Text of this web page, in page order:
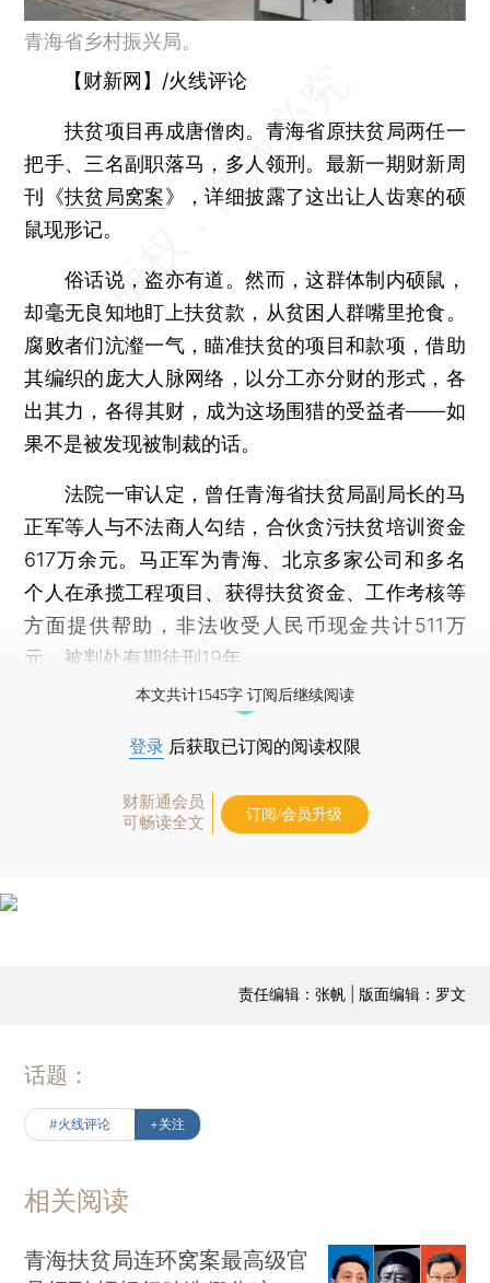
青海省乡村振兴局。
【财新网】/火线评论
扶贫项目再成唐僧肉。青海省原扶贫局两任一
把手、三名副职落马，多人领刑。最新一期财新周
刊《扶贫局窝案》，详细披露了这出让人齿寒的硕
鼠现形记。
俗话说，盗亦有道。然而，这群体制内硕鼠，
却毫无良知地盯上扶贫款，从贫困人群嘴里抢食。
腐败者们沆瀣一气，瞄准扶贫的项目和款项，借助
其编织的庞大人脉网络，以分工亦分财的形式，各
出其力，各得其财，成为这场围猎的受益者——如
果不是被发现被制裁的话。
法院一审认定，曾任青海省扶贫局副局长的马
正军等人与不法商人勾结，合伙贪污扶贫培训资金
617万余元。马正军为青海、北京多家公司和多名
个人在承揽工程项目、获得扶贫资金、工作考核等
方面提供帮助，非法收受人民币现金共计511万
元，被判处有期徒刑19年。
本文共计1545字 订阅后继续阅读
登录 后获取已订阅的阅读权限
财新通会员
可畅读全文
订阅/会员升级
责任编辑：张帆 | 版面编辑：罗文
话题：
#火线评论 +关注
相关阅读
青海扶贫局连环窝案最高级官